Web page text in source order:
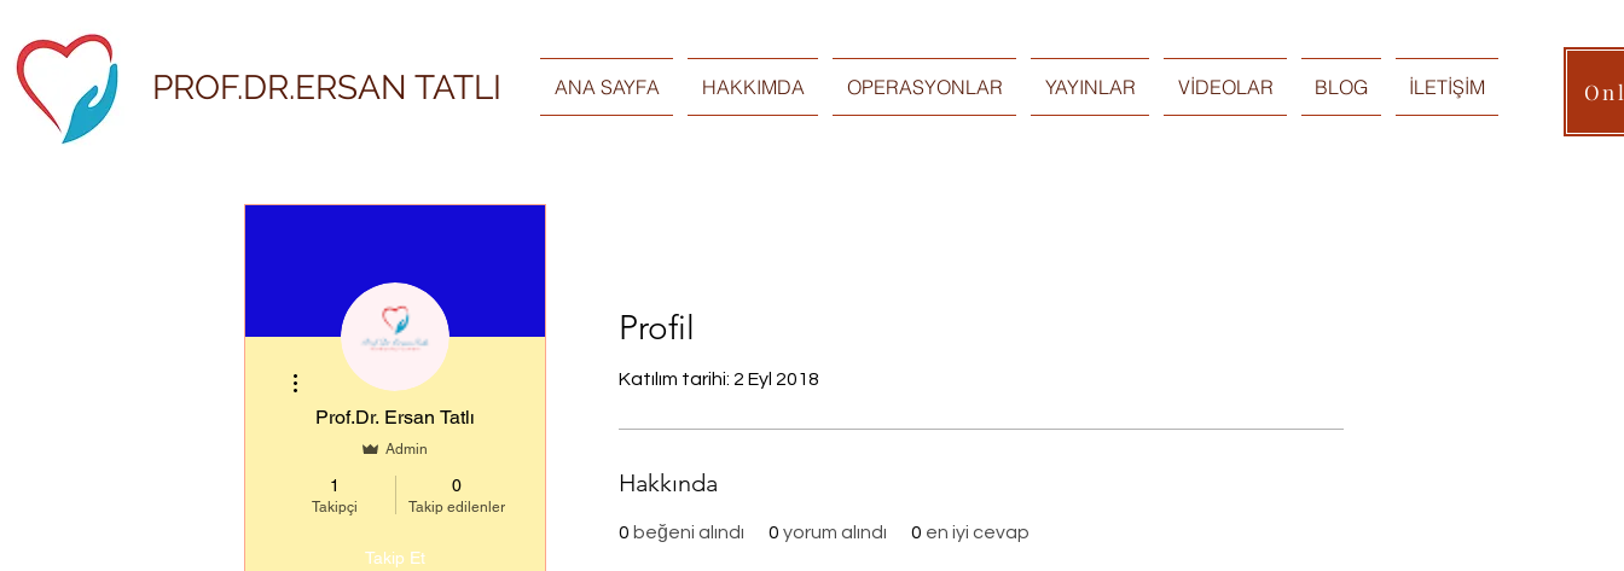
PROF.DR.ERSAN TATLI ANA SAYFA HAKKIMDA OPERASYONLAR YAYINLAR VİDEOLAR BLOG İLETİŞİM
Profil
Katılım tarihi: 2 Eyl 2018
Hakkında
0 beğeni alındı 0 yorum alındı 0 en iyi cevap
Prof.Dr. Ersan Tatlı
Admin
1
Takipçi
0
Takip edilenler
Takip Et
Diğer Eylemler